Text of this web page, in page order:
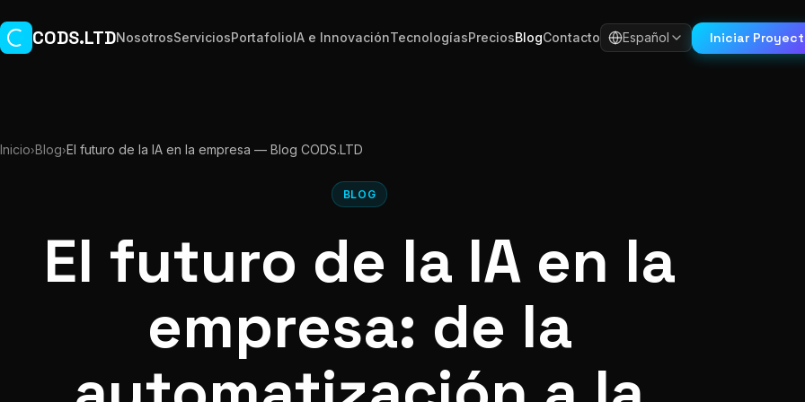
CODS.LTDNosotrosServiciosPortafolioIA e InnovaciónTecnologíasPreciosBlogContacto Español Iniciar
Inicio›Blog›El futuro de la IA en la empresa — Blog CODS.LTD
BLOG
El futuro de la IA en la
empresa: de la